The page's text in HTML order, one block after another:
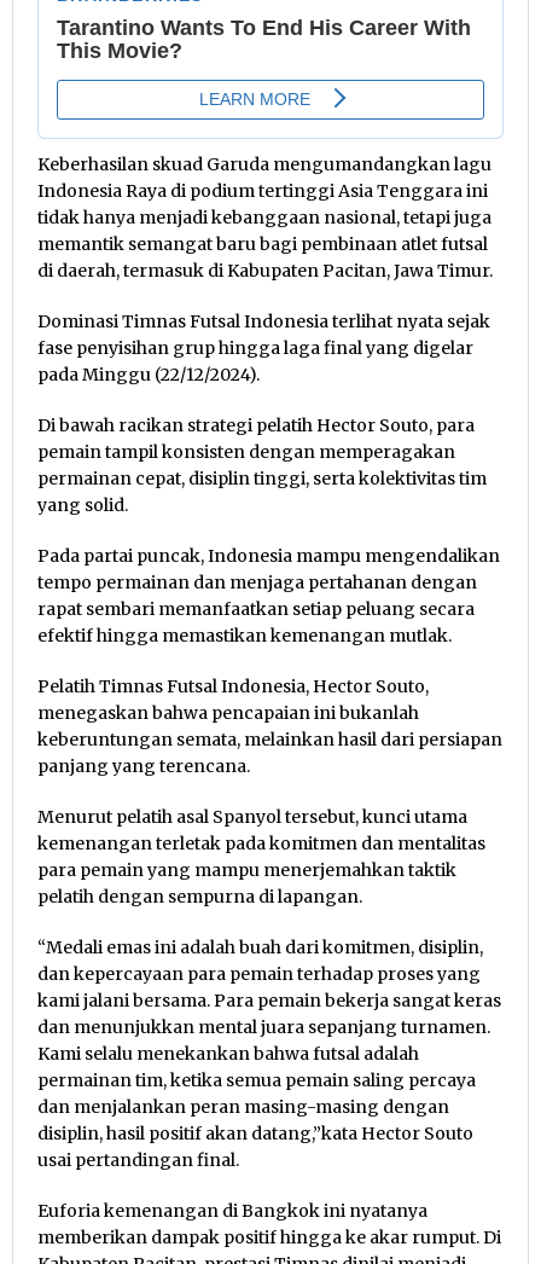
Keberhasilan skuad Garuda mengumandangkan lagu
Indonesia Raya di podium tertinggi Asia Tenggara ini
tidak hanya menjadi kebanggaan nasional, tetapi juga
memantik semangat baru bagi pembinaan atlet futsal
di daerah, termasuk di Kabupaten Pacitan, Jawa Timur.
Dominasi Timnas Futsal Indonesia terlihat nyata sejak
fase penyisihan grup hingga laga final yang digelar
pada Minggu (22/12/2024).
Di bawah racikan strategi pelatih Hector Souto, para
pemain tampil konsisten dengan memperagakan
permainan cepat, disiplin tinggi, serta kolektivitas tim
yang solid.
Pada partai puncak, Indonesia mampu mengendalikan
tempo permainan dan menjaga pertahanan dengan
rapat sembari memanfaatkan setiap peluang secara
efektif hingga memastikan kemenangan mutlak.
Pelatih Timnas Futsal Indonesia, Hector Souto,
menegaskan bahwa pencapaian ini bukanlah
keberuntungan semata, melainkan hasil dari persiapan
panjang yang terencana.
Menurut pelatih asal Spanyol tersebut, kunci utama
kemenangan terletak pada komitmen dan mentalitas
para pemain yang mampu menerjemahkan taktik
pelatih dengan sempurna di lapangan.
“Medali emas ini adalah buah dari komitmen, disiplin,
dan kepercayaan para pemain terhadap proses yang
kami jalani bersama. Para pemain bekerja sangat keras
dan menunjukkan mental juara sepanjang turnamen.
Kami selalu menekankan bahwa futsal adalah
permainan tim, ketika semua pemain saling percaya
dan menjalankan peran masing-masing dengan
disiplin, hasil positif akan datang,”kata Hector Souto
usai pertandingan final.
Euforia kemenangan di Bangkok ini nyatanya
memberikan dampak positif hingga ke akar rumput. Di